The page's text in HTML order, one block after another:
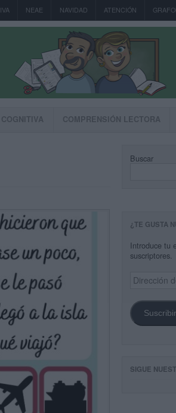
NEAE NAVIDAD ATENCIÓN
COMPRENSIÓN LECTORA
Buscar
¿TE GUSTA
Introduce tu
suscriptores.
Dirección
de
Suscribir
SIGUE